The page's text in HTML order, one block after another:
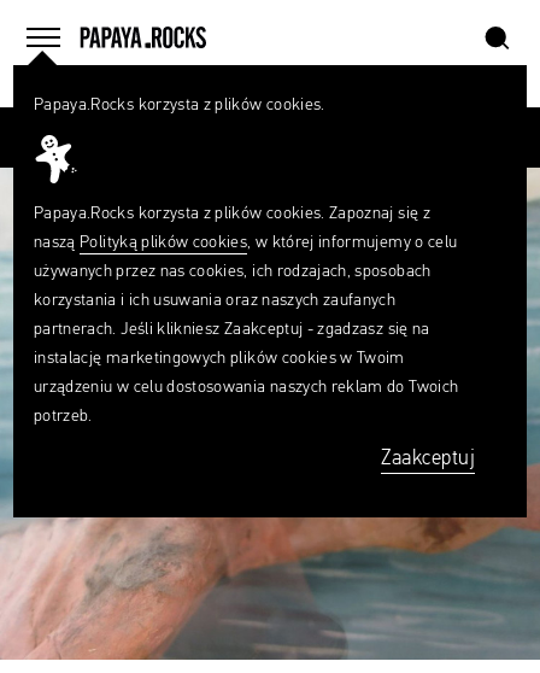
menu
home szukaj
Papaya.Rocks korzysta z plików cookies.
Papaya.Rocks korzysta z plików cookies. Zapoznaj się z
naszą Polityką plików cookies, w której informujemy o celu
używanych przez nas cookies, ich rodzajach, sposobach
korzystania i ich usuwania oraz naszych zaufanych
partnerach. Jeśli klikniesz Zaakceptuj - zgadzasz się na
instalację marketingowych plików cookies w Twoim
urządzeniu w celu dostosowania naszych reklam do Twoich
potrzeb.
Zaakceptuj
Czego
szukasz?